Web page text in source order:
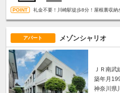
礼金不要！川崎駅徒歩8分！屋根裏収納
アパート メゾンシャリオ
ＪＲ南武
築年月
神奈川県